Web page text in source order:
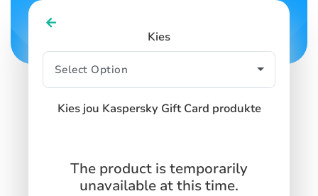
Kies
Kies jou Kaspersky Gift Card produkte
The product is temporarily
unavailable at this time.